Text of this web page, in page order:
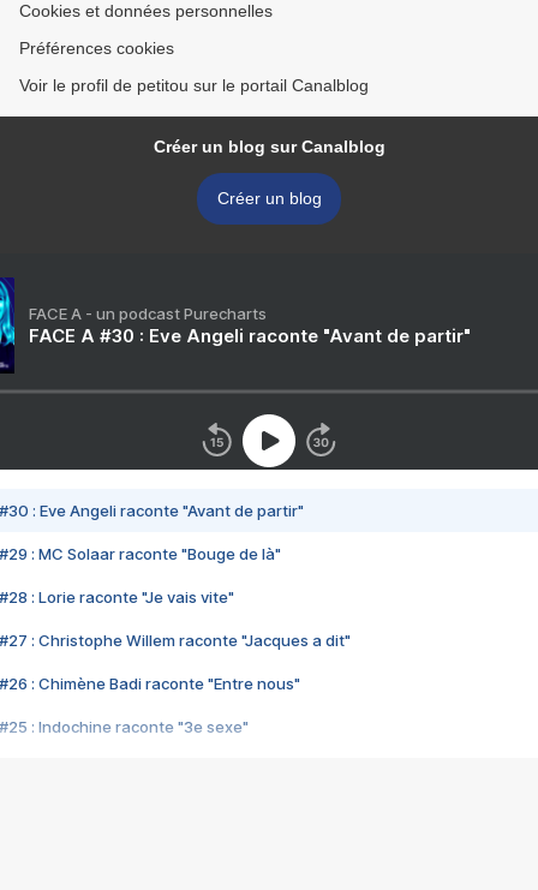
Cookies et données personnelles
Préférences cookies
Voir le profil de petitou sur le portail Canalblog
Créer un blog sur Canalblog
Créer un blog
FACE A - un podcast Purecharts
FACE A #30 : Eve Angeli raconte "Avant de partir"
#30 : Eve Angeli raconte "Avant de partir"
#29 : MC Solaar raconte "Bouge de là"
#28 : Lorie raconte "Je vais vite"
#27 : Christophe Willem raconte "Jacques a dit"
#26 : Chimène Badi raconte "Entre nous"
#25 : Indochine raconte "3e sexe"